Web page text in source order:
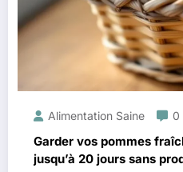
Alimentation Saine 0
Garder vos pommes
jusqu’à 20 jours sans